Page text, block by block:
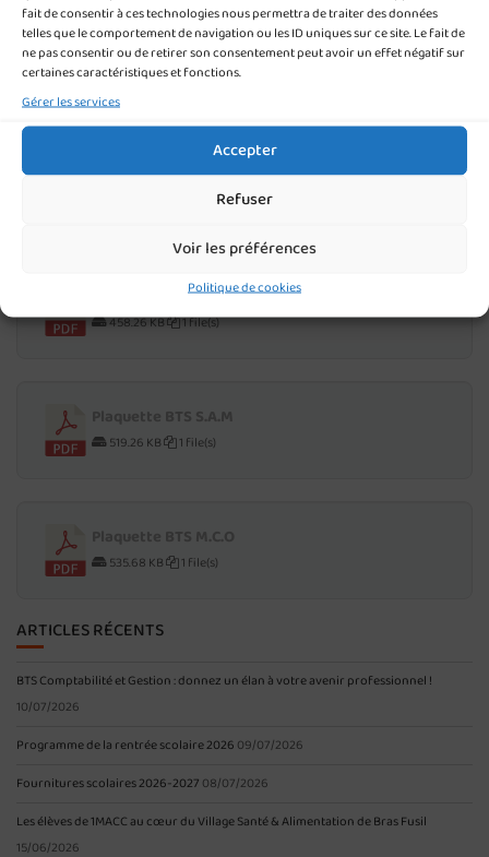
fait de consentir à ces technologies nous permettra de traiter des données
telles que le comportement de navigation ou les ID uniques sur ce site. Le fait de
ne pas consentir ou de retirer son consentement peut avoir un effet négatif sur
certaines caractéristiques et fonctions.
Gérer les services
Accepter
Refuser
Voir les préférences
Politique de cookies
Plaquette BTS gestion P.M.E
582.47 KB 1 file(s)
Plaquette BTS C.G
Plaquette BTS S.I.O
458.26 KB 1 file(s)
519.26 KB 1 file(s)
535.68 KB 1 file(s)
ARTICLES RÉCENTS
BTS Comptabilité et Gestion : donnez un élan à votre avenir professionnel !
10/07/2026
Programme de la rentrée scolaire 2026 09/07/2026
Fournitures scolaires 2026-2027 08/07/2026
Les élèves de 1MACC au cœur du Village Santé & Alimentation de Bras Fusil
15/06/2026